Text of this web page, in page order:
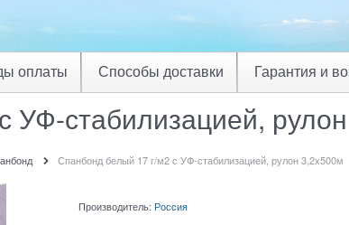
оплаты Способы доставки Гарантия и
УФ-стабилизацией,
Спанбонд белый 17 г/м2 с УФ-стабилизацией, рулон 3,2х500м
Производитель: Россия